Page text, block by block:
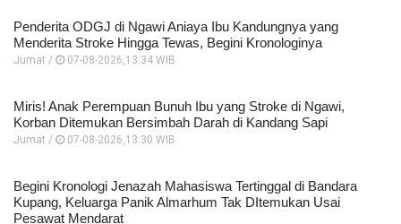
Penderita ODGJ di Ngawi Aniaya Ibu Kandungnya yang
Menderita Stroke Hingga Tewas, Begini Kronologinya
Jumat / 07-08-2026,13:34 WIB
Miris! Anak Perempuan Bunuh Ibu yang Stroke di Ngawi,
Korban Ditemukan Bersimbah Darah di Kandang Sapi
Jumat / 07-08-2026,13:30 WIB
Begini Kronologi Jenazah Mahasiswa Tertinggal di Bandara
Kupang, Keluarga Panik Almarhum Tak DItemukan Usai
Pesawat Mendarat